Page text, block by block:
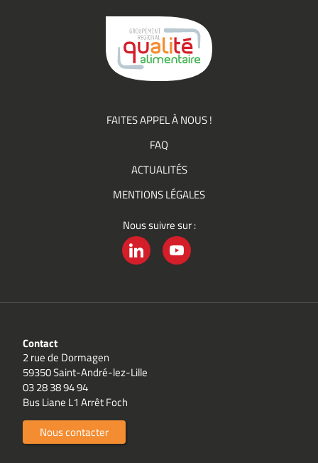
FAITES APPEL À NOUS !
FAQ
ACTUALITÉS
MENTIONS LÉGALES
Nous suivre sur :
Contact
2 rue de Dormagen
59350 Saint-André-lez-Lille
03 28 38 94 94
Bus Liane L1 Arrêt Foch
Nous contacter